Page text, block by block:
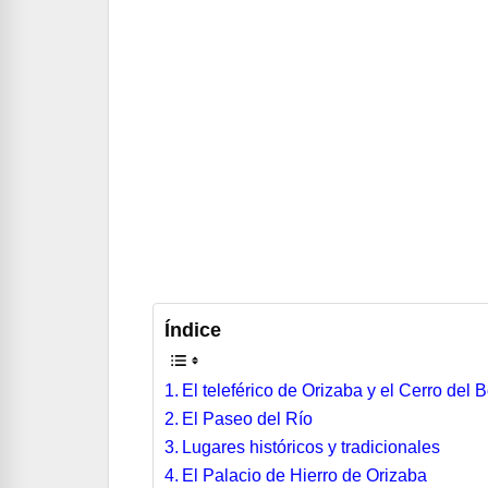
Índice
El teleférico de Orizaba y el Cerro del
El Paseo del Río
Lugares históricos y tradicionales
El Palacio de Hierro de Orizaba